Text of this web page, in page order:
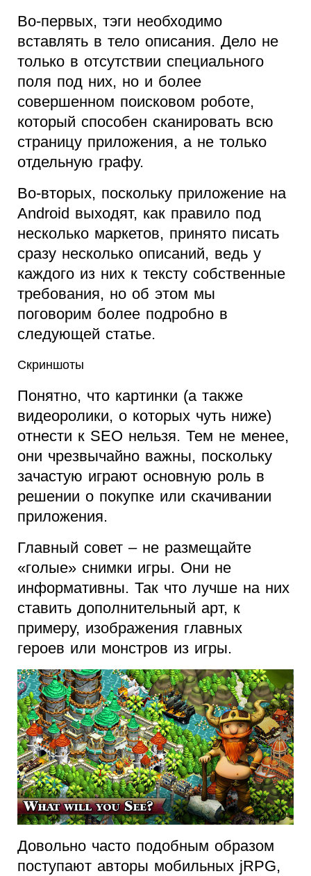
Во-первых, тэги необходимо
вставлять в тело описания. Дело не
только в отсутствии специального
поля под них, но и более
совершенном поисковом роботе,
который способен сканировать всю
страницу приложения, а не только
отдельную графу.
Во-вторых, поскольку приложение на
Android выходят, как правило под
несколько маркетов, принято писать
сразу несколько описаний, ведь у
каждого из них к тексту собственные
требования, но об этом мы
поговорим более подробно в
следующей статье.
Скриншоты
Понятно, что картинки (а также
видеоролики, о которых чуть ниже)
отнести к SEO нельзя. Тем не менее,
они чрезвычайно важны, поскольку
зачастую играют основную роль в
решении о покупке или скачивании
приложения.
Главный совет – не размещайте
«голые» снимки игры. Они не
информативны. Так что лучше на них
ставить дополнительный арт, к
примеру, изображения главных
героев или монстров из игры.
Довольно часто подобным образом
поступают авторы мобильных jRPG,